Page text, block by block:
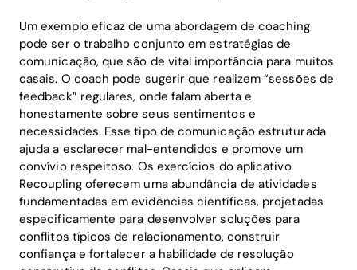
Um exemplo eficaz de uma abordagem de coaching
pode ser o trabalho conjunto em estratégias de
comunicação, que são de vital importância para muitos
casais. O coach pode sugerir que realizem “sessões de
feedback” regulares, onde falam aberta e
honestamente sobre seus sentimentos e
necessidades. Esse tipo de comunicação estruturada
ajuda a esclarecer mal-entendidos e promove um
convívio respeitoso. Os exercícios do aplicativo
Recoupling oferecem uma abundância de atividades
fundamentadas em evidências científicas, projetadas
especificamente para desenvolver soluções para
conflitos típicos de relacionamento, construir
confiança e fortalecer a habilidade de resolução